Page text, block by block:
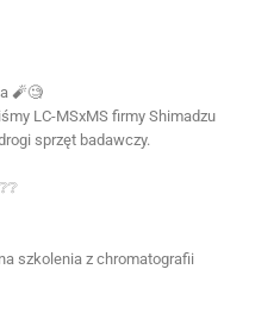
🧨🧐
LC-MSxMS firmy Shimadzu
sprzęt badawczy.
szkolenia z chromatografii